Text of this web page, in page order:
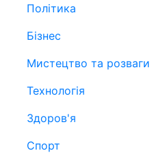
Політика
Бізнес
Мистецтво та розваги
Технологія
Здоров'я
Спорт